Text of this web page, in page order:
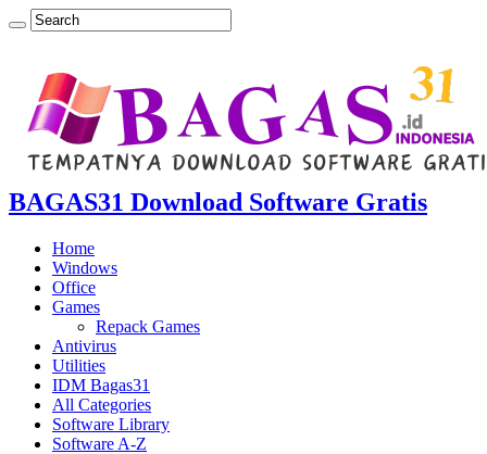
BAGAS31 Download Software Gratis
Home
Windows
Office
Games
Repack Games
Antivirus
Utilities
IDM Bagas31
All Categories
Software Library
Software A-Z